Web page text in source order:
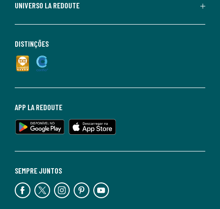
UNIVERSO LA REDOUTE
SEMPRE JUNTOS
APP LA REDOUTE
DISTINÇÕES